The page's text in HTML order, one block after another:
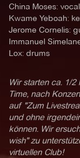
China Moses:
Kwame Yeboah:
Jerome Cornelis:
Immanuel
Lox: drums
Wir starten ca. 1/
Time, nach
auf "Zum
und ohne
können. Wir
wish" zu
virtuellen Club!